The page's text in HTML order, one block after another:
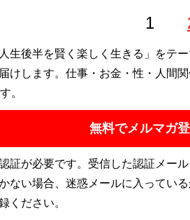
1
生後半を賢く楽しく生きる」をテ
けします。仕事・お金・性・人間
。
無料でメルマガ
証が必要です。受信した認証メー
ない場合、迷惑メールに入ってい
ください。